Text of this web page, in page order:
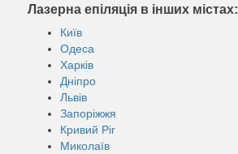
Лазерна епіляція в інших містах:
Київ
Одеса
Харків
Дніпро
Львів
Запоріжжя
Кривий Ріг
Миколаїв